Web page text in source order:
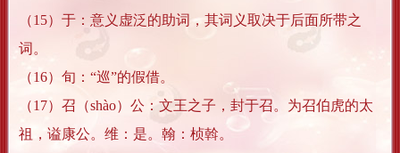
（15）于：意义虚泛的助词，其词义取决于后面所带之
词。
（16）旬：“巡”的假借。
（17）召（shào）公：文王之子，封于召。为召伯虎的太
祖，谥康公。维：是。翰：桢斡。